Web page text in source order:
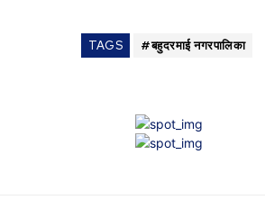
TAGS #बहुदरमाई नगरपालिका